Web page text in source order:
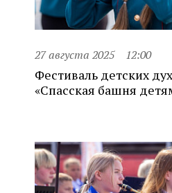
27 августа 2025 12:00
Фестиваль детских
«Спасская башня